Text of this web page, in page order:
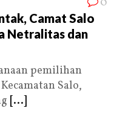
Camat Salo
Netralitas dan
pemilihan
Salo,
[...]